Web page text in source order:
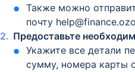
Также можно
почту
Предоставьте
Укажите все детали
сумму, номера карты